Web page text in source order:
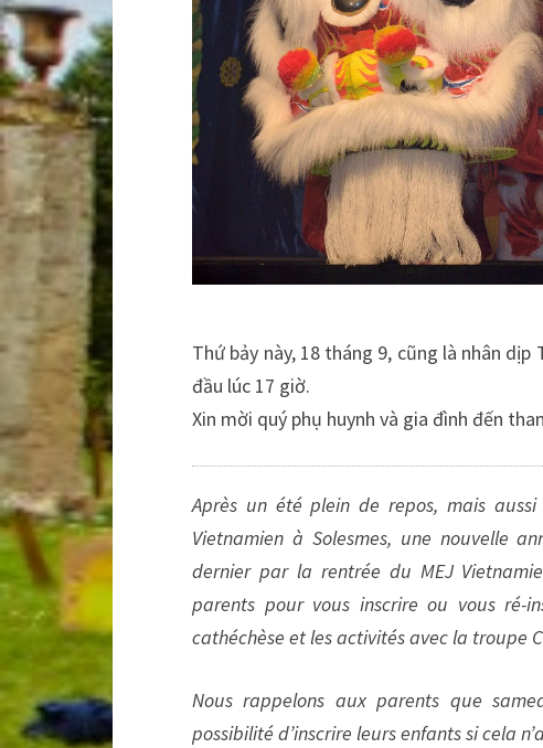
Thứ bảy này, 18 tháng 9, cũng là nhân
đầu lúc 17 giờ.
Xin mời quý phụ huynh và gia đình đến
Après un été plein de repos, mais
Vietnamien à Solesmes, une nouvelle
dernier par la rentrée du MEJ
parents pour vous inscrire ou vous ré-
cathéchèse et les activités avec la troupe
Nous rappelons aux parents que
possibilité d’inscrire leurs enfants si cela